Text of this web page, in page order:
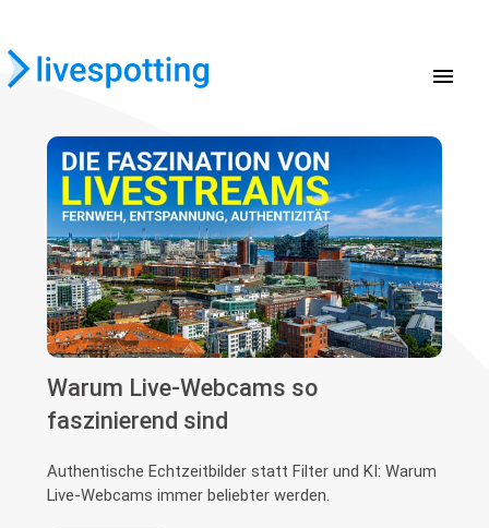
menu
Warum Live-Webcams so
faszinierend sind
Authentische Echtzeitbilder statt Filter und KI: Warum
Live-Webcams immer beliebter werden.